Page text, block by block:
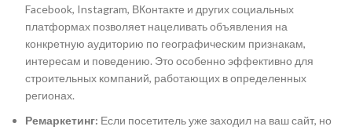
Facebook, Instagram, ВКонтакте и других социальных
платформах позволяет нацеливать объявления на
конкретную аудиторию по географическим признакам,
интересам и поведению. Это особенно эффективно для
строительных компаний, работающих в определенных
регионах.
Ремаркетинг: Если посетитель уже заходил на ваш сайт, но